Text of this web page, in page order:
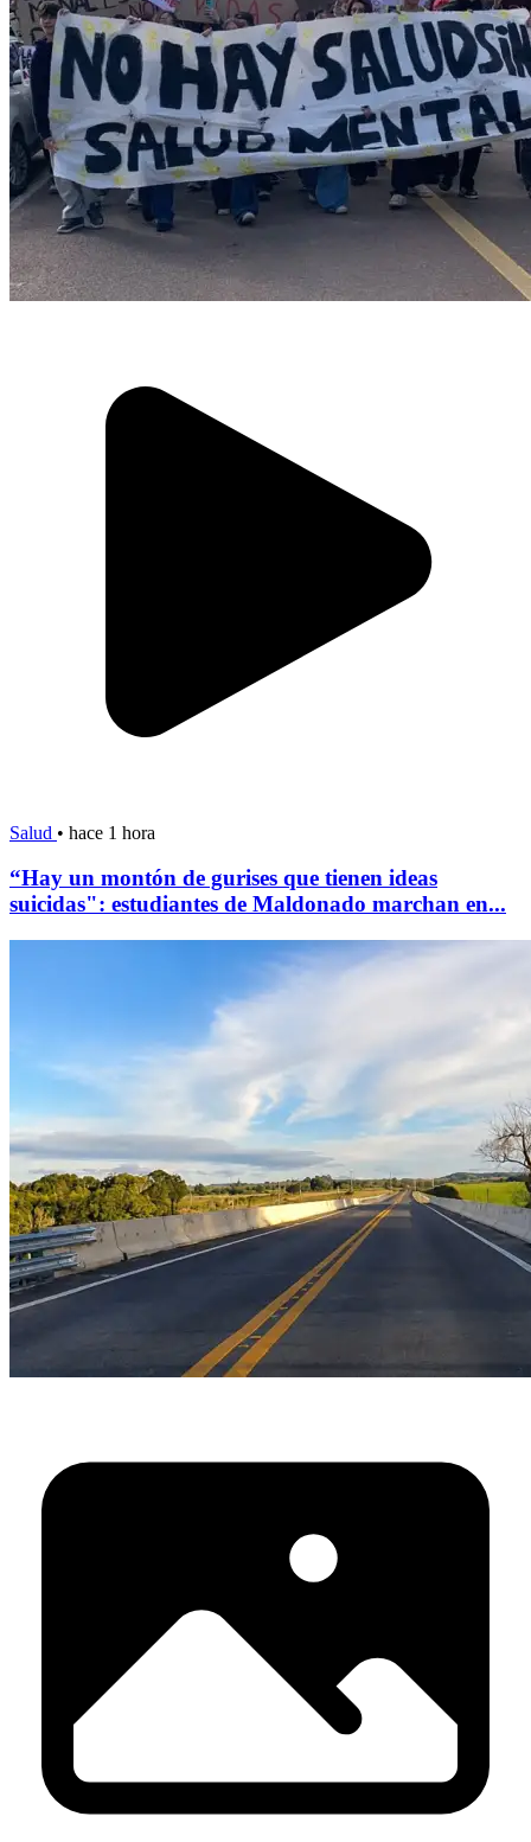
Salud • hace 1 hora
“Hay un montón de gurises que tienen ideas
suicidas": estudiantes de Maldonado marchan en...